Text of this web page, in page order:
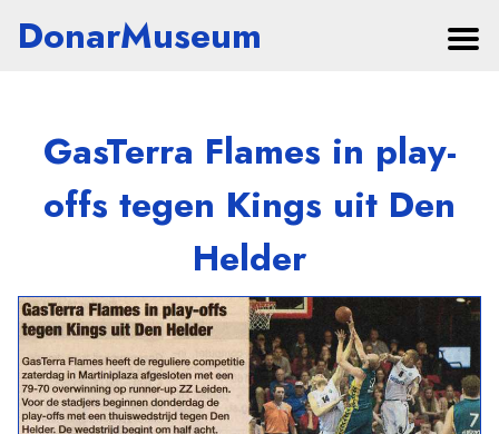
DonarMuseum
GasTerra Flames in play-
offs tegen Kings uit Den
Helder